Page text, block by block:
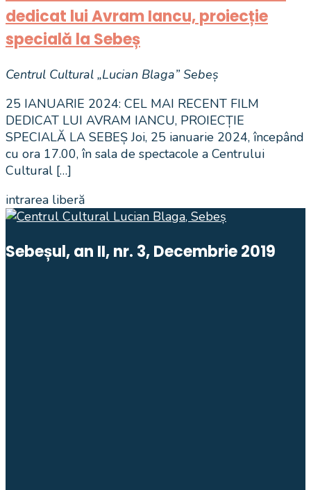
dedicat lui Avram Iancu, proiecție
specială la Sebeș
Centrul Cultural „Lucian Blaga” Sebeș
25 IANUARIE 2024: CEL MAI RECENT FILM
DEDICAT LUI AVRAM IANCU, PROIECȚIE
SPECIALĂ LA SEBEȘ Joi, 25 ianuarie 2024, începând
cu ora 17.00, în sala de spectacole a Centrului
Cultural […]
intrarea liberă
Sebeșul, an II, nr. 3, Decembrie 2019